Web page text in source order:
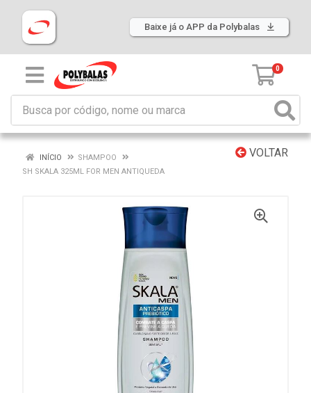
Baixe já o APP da Polybalas
0
VOLTAR
INÍCIO
SHAMPOO
SH SKALA 325ML FOR MEN ANTIQUEDA